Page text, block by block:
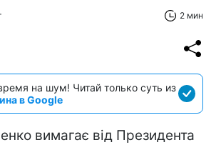
2 мин
на шум! Читай только суть из
в Google
вимагає від Президента